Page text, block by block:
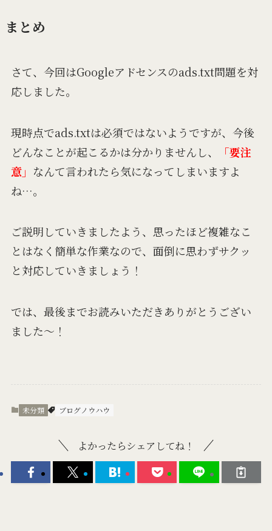
まとめ
さて、今回はGoogleアドセンスのads.txt問題を対
応しました。
現時点でads.txtは必須ではないようですが、今後
どんなことが起こるかは分かりませんし、
「要注
意」 なんて言われたら気になってしまいますよ
ね…。
ご説明していきましたよう、思ったほど複雑なこ
とはなく簡単な作業なので、面倒に思わずサクッ
と対応していきましょう！
では、最後までお読みいただきありがとうござい
ました〜！
未分類 ブログノウハウ
よかったらシェアしてね！